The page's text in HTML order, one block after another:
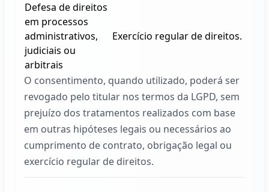
Defesa de direitos
em processos
administrativos,
judiciais ou
arbitrais
Exercício regular de direitos.
O consentimento, quando utilizado, poderá ser
revogado pelo titular nos termos da LGPD, sem
prejuízo dos tratamentos realizados com base
em outras hipóteses legais ou necessários ao
cumprimento de contrato, obrigação legal ou
exercício regular de direitos.